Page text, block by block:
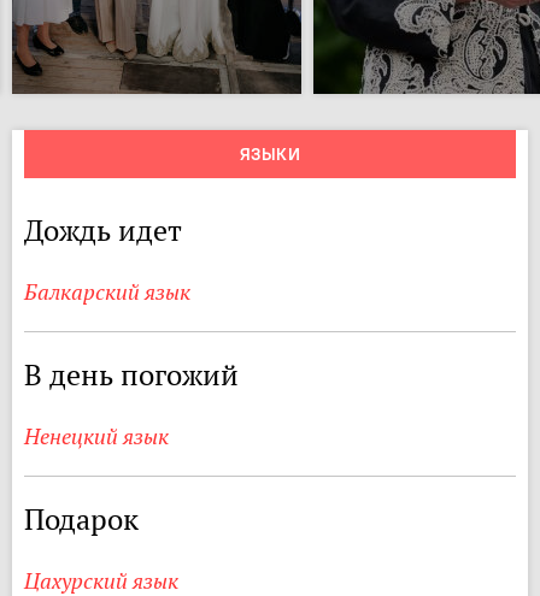
ЯЗЫКИ
Дождь идет
Балкарский язык
В день погожий
Ненецкий язык
Подарок
Цахурский язык